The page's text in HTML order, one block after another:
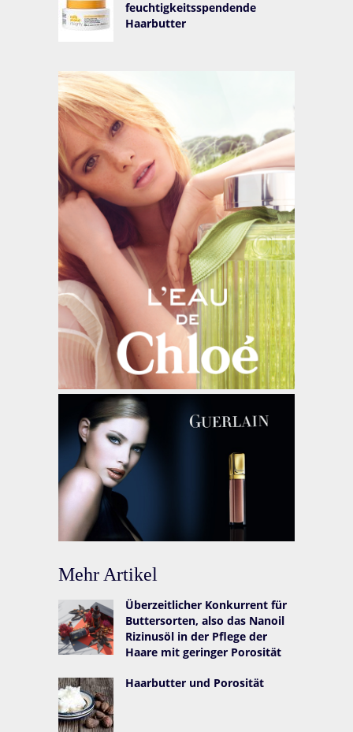
feuchtigkeitsspendende
Haarbutter
Mehr Artikel
Überzeitlicher Konkurrent für
Buttersorten, also das Nanoil
Rizinusöl in der Pflege der
Haare mit geringer Porosität
Haarbutter und Porosität